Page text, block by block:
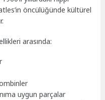
öncülüğünde kültürel
arasında:
uygun parçalar